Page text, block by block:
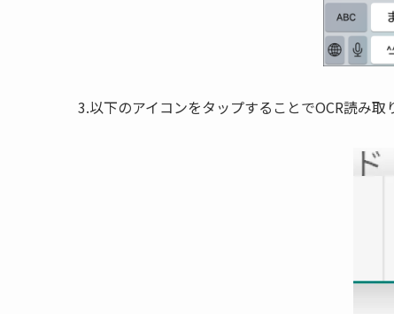
3.以下のアイコンをタップすることでOCR読み取